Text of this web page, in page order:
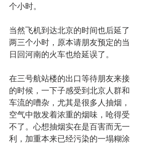
个小时。
当然飞机到达北京的时间也后延了
两三个小时，原本请朋友预定的当
日回河南的火车也给延误了。
在三号航站楼的出口等待朋友来接
的时候，一下子感受到北京人群和
车流的嘈杂，尤其是很多人抽烟，
空气中散发着浓重的烟味，呛得受
不了。心想抽烟实在是百害而无一
利，加重本来已经污染的一塌糊涂